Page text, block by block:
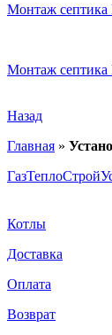
Монтаж септика
Монтаж
Назад
Главная »
ГазТеплоСтрой
Котлы
Доставка
Оплата
Возврат